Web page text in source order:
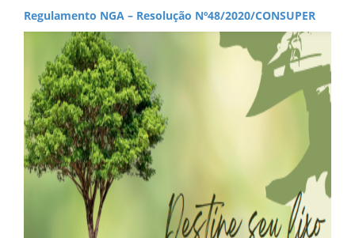
Regulamento NGA – Resolução Nº48/2020/CONSUPER